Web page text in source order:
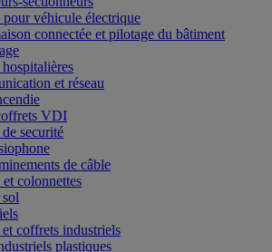
pour véhicule électrique
connectée et pilotage du bâtiment
et réseau
VDI
securité
de câble
colonnettes
coffrets industriels
plastiques